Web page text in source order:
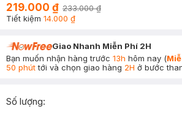
219.000 ₫ 233.000 ₫
Tiết kiệm 14.000 ₫
Giao Nhanh Miễn Phí 2H
Bạn muốn nhận hàng trước 13h hôm nay (
50 phúttới và chọn giao hàng 2H ở bước
Số lượng: